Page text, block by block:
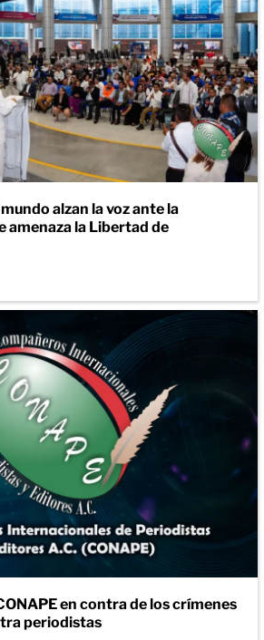
alzan la voz ante la
amenaza la Libertad de
en contra de los crímenes
periodistas